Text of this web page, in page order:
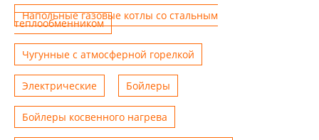
Напольные газовые котлы со стальным
теплообменником
Чугунные с атмосферной горелкой
Электрические Бойлеры
Бойлеры косвенного нагрева